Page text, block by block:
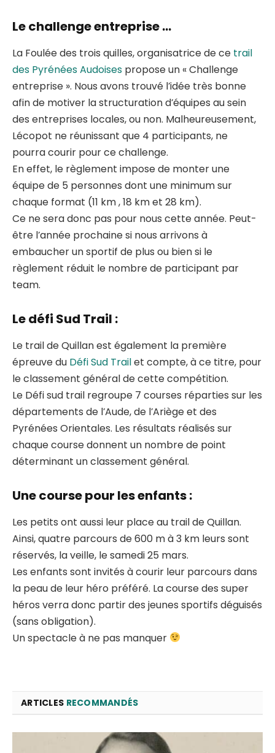
Le challenge entreprise …
La Foulée des trois quilles, organisatrice de ce trail
des Pyrénées Audoises propose un « Challenge
entreprise ». Nous avons trouvé l’idée très bonne
afin de motiver la structuration d’équipes au sein
des entreprises locales, ou non. Malheureusement,
Lécopot ne réunissant que 4 participants, ne
pourra courir pour ce challenge.
En effet, le règlement impose de monter une
équipe de 5 personnes dont une minimum sur
chaque format (11 km , 18 km et 28 km).
Ce ne sera donc pas pour nous cette année. Peut-
être l’année prochaine si nous arrivons à
embaucher un sportif de plus ou bien si le
règlement réduit le nombre de participant par
team.
Le défi Sud Trail :
Le trail de Quillan est également la première
épreuve du Défi Sud Trailet compte, à ce titre, pour
le classement général de cette compétition.
Le Défi sud trail regroupe 7 courses réparties sur les
départements de l’Aude, de l’Ariège et des
Pyrénées Orientales. Les résultats réalisés sur
chaque course donnent un nombre de point
déterminant un classement général.
Une course pour les enfants :
Les petits ont aussi leur place au trail de Quillan.
Ainsi, quatre parcours de 600 m à 3 km leurs sont
réservés, la veille, le samedi 25 mars.
Les enfants sont invités à courir leur parcours dans
la peau de leur héro préféré. La course des super
héros verra donc partir des jeunes sportifs déguisés
(sans obligation).
Un spectacle à ne pas manquer
ARTICLES RECOMMANDÉS